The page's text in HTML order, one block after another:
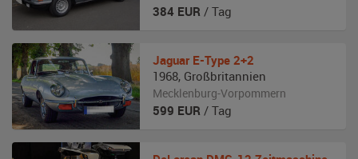
384 EUR / Tag
Jaguar E-Type 2+2
1968, Großbritannien
Mecklenburg-Vorpommern
599 EUR / Tag